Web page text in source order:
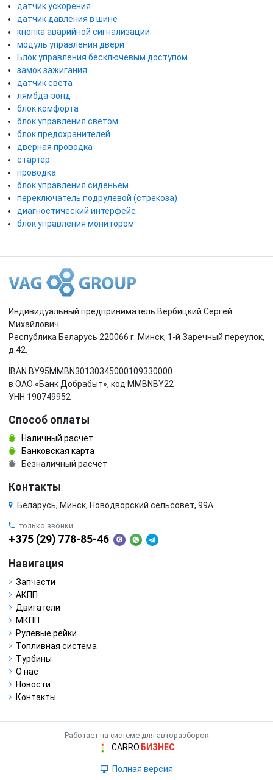
датчик ускорения
датчик давления в шине
кнопка аварийной сигнализации
модуль управления двери
Блок управления бесключевым доступом
замок зажигания
датчик света
лямбда-зонд
блок комфорта
блок управления светом
блок предохранителей
дверная проводка
стартер
проводка
блок управления сиденьем
переключатель подрулевой (стрекоза)
диагностический интерфейс
блок управления монитором
Индивидуальный предприниматель Вербицкий Сергей
Михайлович
Республика Беларусь 220066 г. Минск, 1-й Заречный переулок,
д.42.
IBAN BY95MMBN30130345000109330000
в ОАО «Банк Добрабыт», код MMBNBY22
УНН 190749952
Способ оплаты
Наличный расчёт
Банковская карта
Безналичный расчёт
Контакты
Беларусь, Минск, Новодворский сельсовет, 99А
только звонки
+375 (29) 778-85-46
Навигация
Запчасти
АКПП
Двигатели
МКПП
Рулевые рейки
Топливная система
Турбины
О нас
Новости
Контакты
Работает на системе для авторазборок
CARRO. БИЗНЕС
Полная версия